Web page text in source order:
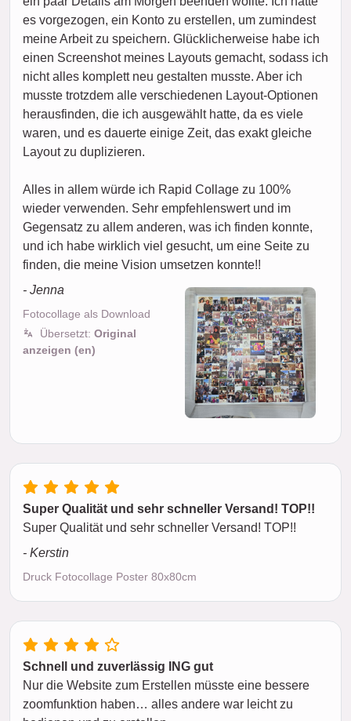
es vorgezogen, ein Konto zu erstellen, um zumindest
meine Arbeit zu speichern. Glücklicherweise habe ich
einen Screenshot meines Layouts gemacht, sodass ich
nicht alles komplett neu gestalten musste. Aber ich
musste trotzdem alle verschiedenen Layout-Optionen
herausfinden, die ich ausgewählt hatte, da es viele
waren, und es dauerte einige Zeit, das exakt gleiche
Layout zu duplizieren.
Alles in allem würde ich Rapid Collage zu 100%
wieder verwenden. Sehr empfehlenswert und im
Gegensatz zu allem anderen, was ich finden konnte,
und ich habe wirklich viel gesucht, um eine Seite zu
finden, die meine Vision umsetzen konnte!!
- Jenna
Fotocollage als Download
Übersetzt: Original
anzeigen (en)
Super Qualität und sehr schneller Versand! TOP!!
Super Qualität und sehr schneller Versand! TOP!!
- Kerstin
Druck Fotocollage Poster 80x80cm
Schnell und zuverlässig ING gut
Nur die Website zum Erstellen müsste eine bessere
zoomfunktion haben… alles andere war leicht zu